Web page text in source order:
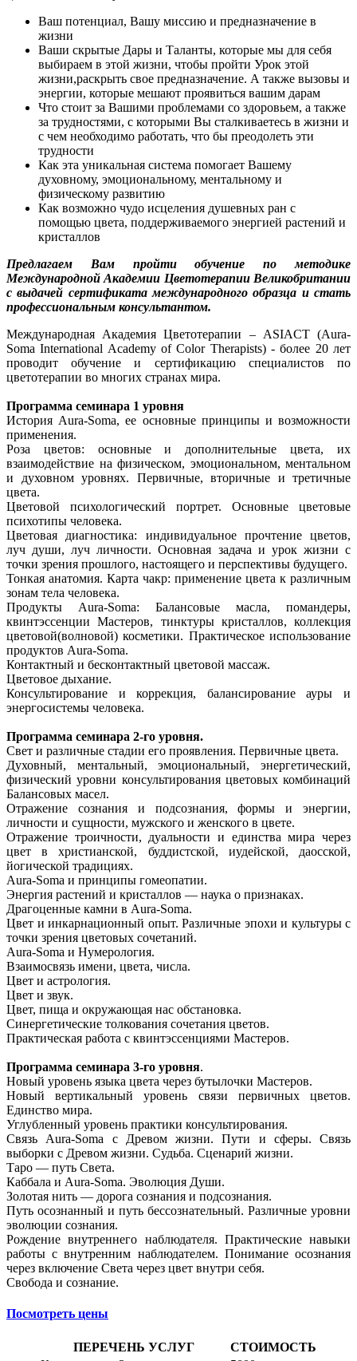
Ваш потенциал, Вашу миссию и предназначение в
жизни
Ваши скрытые Дары и Таланты, которые мы для себя
выбираем в этой жизни, чтобы пройти Урок этой
жизни,раскрыть свое предназначение. А также вызовы и
энергии, которые мешают проявиться вашим дарам
Что стоит за Вашими проблемами со здоровьем, а также
за трудностями, с которыми Вы сталкиваетесь в жизни и
с чем необходимо работать, что бы преодолеть эти
трудности
Как эта уникальная система помогает Вашему
духовному, эмоциональному, ментальному и
физическому развитию
Как возможно чудо исцеления душевных ран с
помощью цвета, поддерживаемого энергией растений и
кристаллов
Предлагаем Вам пройти обучение по методике
Международной Академии Цветотерапии Великобритании
с выдачей сертификата международного образца и стать
профессиональным консультантом.
Международная Академия Цветотерапии – ASIACT (Aura-
Soma International Academy of Color Therapists) - более 20 лет
проводит обучение и сертификацию специалистов по
цветотерапии во многих странах мира.
Программа семинара 1 уровня
История Aura-Soma, ее основные принципы и возможности
применения.
Роза цветов: основные и дополнительные цвета, их
взаимодействие на физическом, эмоциональном, ментальном
и духовном уровнях. Первичные, вторичные и третичные
цвета.
Цветовой психологический портрет. Основные цветовые
психотипы человека.
Цветовая диагностика: индивидуальное прочтение цветов,
луч души, луч личности. Основная задача и урок жизни с
точки зрения прошлого, настоящего и перспективы будущего.
Тонкая анатомия. Карта чакр: применение цвета к различным
зонам тела человека.
Продукты Aura-Soma: Балансовые масла, помандеры,
квинтэссенции Мастеров, тинктуры кристаллов, коллекция
цветовой(волновой) косметики. Практическое использование
продуктов Aura-Soma.
Контактный и бесконтактный цветовой массаж.
Цветовое дыхание.
Консультирование и коррекция, балансирование ауры и
энергосистемы человека.
Программа семинара 2-го уровня.
Свет и различные стадии его проявления. Первичные цвета.
Духовный, ментальный, эмоциональный, энергетический,
физический уровни консультирования цветовых комбинаций
Балансовых масел.
Отражение сознания и подсознания, формы и энергии,
личности и сущности, мужского и женского в цвете.
Отражение троичности, дуальности и единства мира через
цвет в христианской, буддистской, иудейской, даосской,
йогической традициях.
Aura-Soma и принципы гомеопатии.
Энергия растений и кристаллов — наука о признаках.
Драгоценные камни в Aura-Soma.
Цвет и инкарнационный опыт. Различные эпохи и культуры с
точки зрения цветовых сочетаний.
Aura-Soma и Нумерология.
Взаимосвязь имени, цвета, числа.
Цвет и астрология.
Цвет и звук.
Цвет, пища и окружающая нас обстановка.
Синергетические толкования сочетания цветов.
Практическая работа с квинтэссенциями Мастеров.
Программа семинара 3-го уровня.
Новый уровень языка цвета через бутылочки Мастеров.
Новый вертикальный уровень связи первичных цветов.
Единство мира.
Углубленный уровень практики консультирования.
Связь Aura-Soma с Древом жизни. Пути и сферы. Связь
выборки с Древом жизни. Судьба. Сценарий жизни.
Таро — путь Света.
Каббала и Aura-Soma. Эволюция Души.
Золотая нить — дорога сознания и подсознания.
Путь осознанный и путь бессознательный. Различные уровни
эволюции сознания.
Рождение внутреннего наблюдателя. Практические навыки
работы с внутренним наблюдателем. Понимание осознания
через включение Света через цвет внутри себя.
Свобода и сознание.
Посмотреть цены
ПЕРЕЧЕНЬ УСЛУГ
СТОИМОСТЬ